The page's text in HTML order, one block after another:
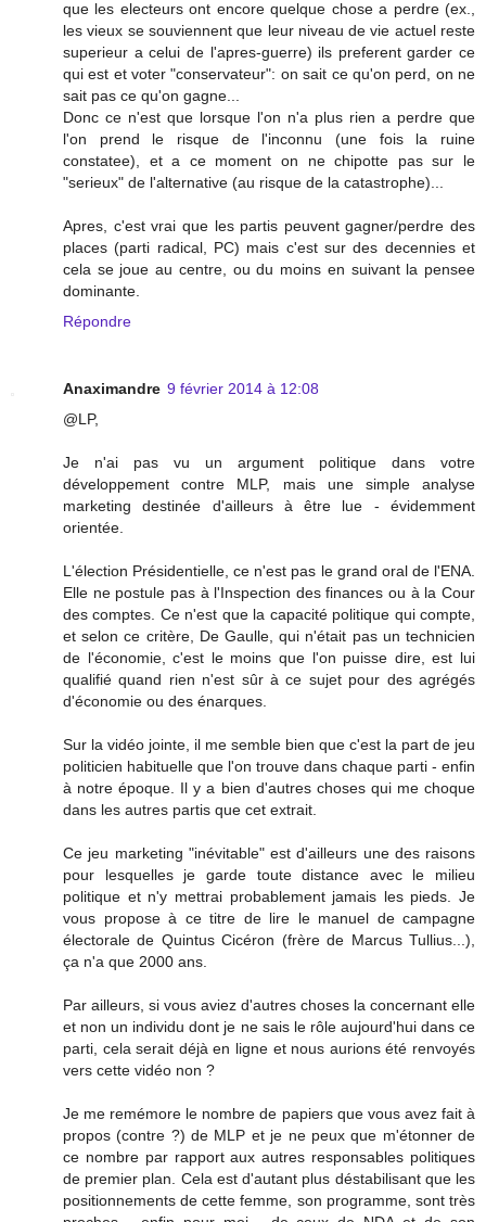
que les electeurs ont encore quelque chose a perdre (ex.,
les vieux se souviennent que leur niveau de vie actuel reste
superieur a celui de l'apres-guerre) ils preferent garder ce
qui est et voter "conservateur": on sait ce qu'on perd, on ne
sait pas ce qu'on gagne...
Donc ce n'est que lorsque l'on n'a plus rien a perdre que
l'on prend le risque de l'inconnu (une fois la ruine
constatee), et a ce moment on ne chipotte pas sur le
"serieux" de l'alternative (au risque de la catastrophe)...
Apres, c'est vrai que les partis peuvent gagner/perdre des
places (parti radical, PC) mais c'est sur des decennies et
cela se joue au centre, ou du moins en suivant la pensee
dominante.
Répondre
Anaximandre 9 février 2014 à 12:08
@LP,
Je n'ai pas vu un argument politique dans votre
développement contre MLP, mais une simple analyse
marketing destinée d'ailleurs à être lue - évidemment
orientée.
L'élection Présidentielle, ce n'est pas le grand oral de l'ENA.
Elle ne postule pas à l'Inspection des finances ou à la Cour
des comptes. Ce n'est que la capacité politique qui compte,
et selon ce critère, De Gaulle, qui n'était pas un technicien
de l'économie, c'est le moins que l'on puisse dire, est lui
qualifié quand rien n'est sûr à ce sujet pour des agrégés
d'économie ou des énarques.
Sur la vidéo jointe, il me semble bien que c'est la part de jeu
politicien habituelle que l'on trouve dans chaque parti - enfin
à notre époque. Il y a bien d'autres choses qui me choque
dans les autres partis que cet extrait.
Ce jeu marketing "inévitable" est d'ailleurs une des raisons
pour lesquelles je garde toute distance avec le milieu
politique et n'y mettrai probablement jamais les pieds. Je
vous propose à ce titre de lire le manuel de campagne
électorale de Quintus Cicéron (frère de Marcus Tullius...),
ça n'a que 2000 ans.
Par ailleurs, si vous aviez d'autres choses la concernant elle
et non un individu dont je ne sais le rôle aujourd'hui dans ce
parti, cela serait déjà en ligne et nous aurions été renvoyés
vers cette vidéo non ?
Je me remémore le nombre de papiers que vous avez fait à
propos (contre ?) de MLP et je ne peux que m'étonner de
ce nombre par rapport aux autres responsables politiques
de premier plan. Cela est d'autant plus déstabilisant que les
positionnements de cette femme, son programme, sont très